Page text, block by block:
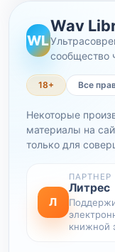
WL
Wav
сообщество
18+ Все
Некоторые
материалы на
только для
Л
ПАРТНЕР
Литрес
книжной